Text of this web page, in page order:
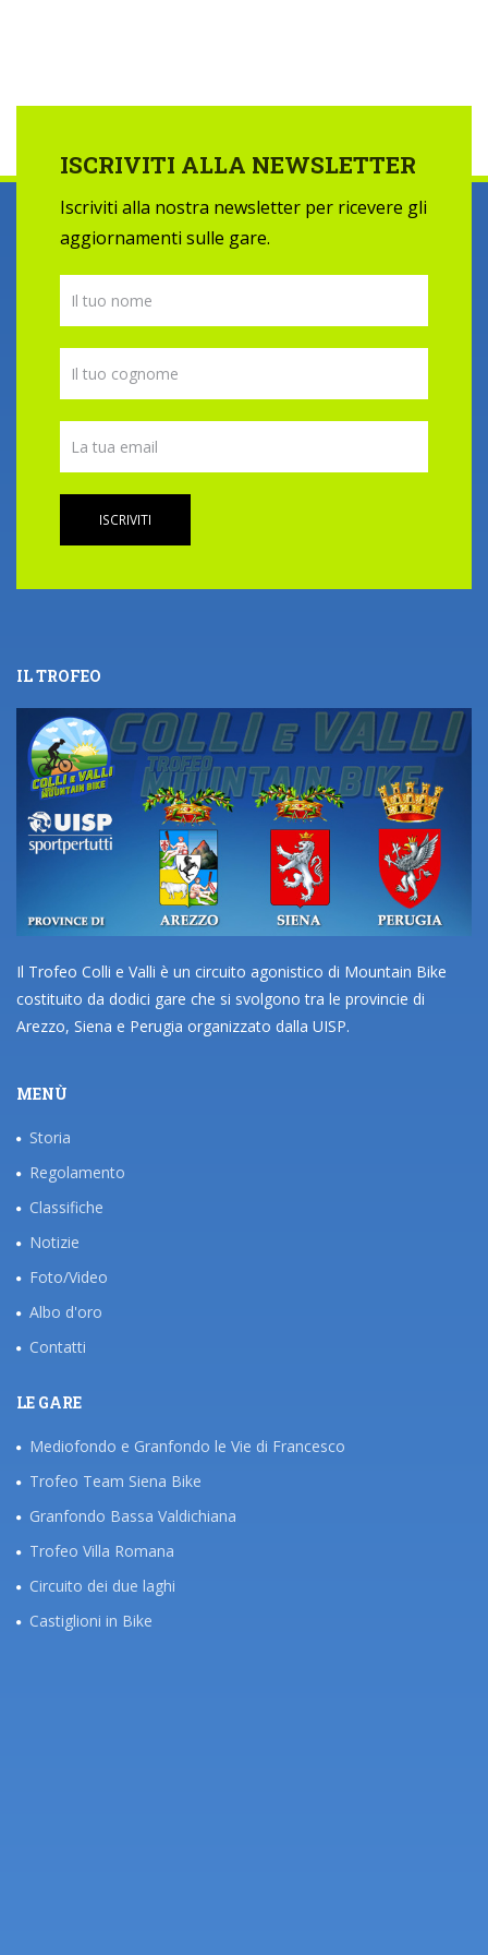
ISCRIVITI ALLA NEWSLETTER
Iscriviti alla nostra newsletter per ricevere gli
aggiornamenti sulle gare.
ISCRIVITI
IL TROFEO
Il Trofeo Colli e Valli è un circuito agonistico di Mountain Bike
costituito da dodici gare che si svolgono tra le provincie di
Arezzo, Siena e Perugia organizzato dalla UISP.
MENÙ
Storia
Regolamento
Classifiche
Notizie
Foto/Video
Albo d'oro
Contatti
LE GARE
Mediofondo e Granfondo le Vie di Francesco
Trofeo Team Siena Bike
Granfondo Bassa Valdichiana
Trofeo Villa Romana
Circuito dei due laghi
Castiglioni in Bike